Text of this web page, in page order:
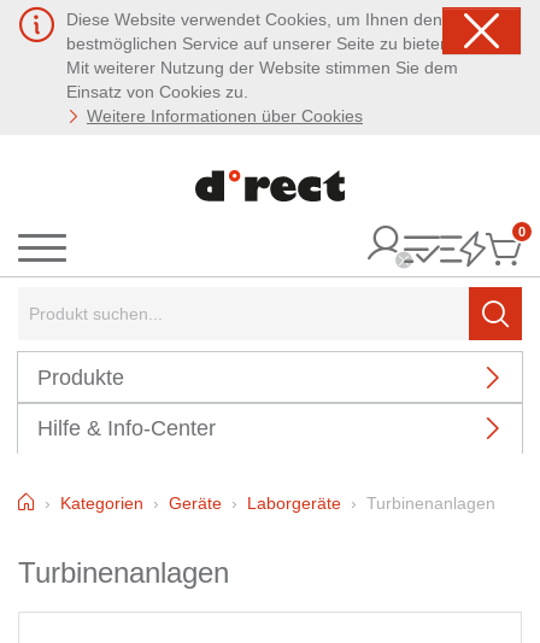
Diese Website verwendet Cookies, um Ihnen den
bestmöglichen Service auf unserer Seite zu bieten.
Mit weiterer Nutzung der Website stimmen Sie dem
Einsatz von Cookies zu.
Weitere Informationen über Cookies
Menü
0
Produkte
Hilfe & Info-Center
HomeKategorien Geräte Laborgeräte Turbinenanlagen
Turbinenanlagen